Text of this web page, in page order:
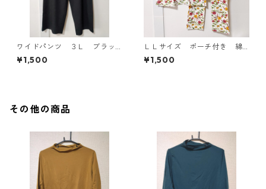
ワイドパンツ ３Ｌ ブラッ
ク KAE-4697
¥1,500
ＬＬサイズ ポーチ付き 綿
１００％ 花柄 トラベルパ
ジャマ ホワイト KAE-4578
¥1,500
その他の商品